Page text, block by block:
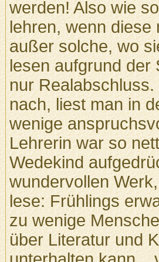
werden! Also wie
lehren, wenn diese
außer solche, wo
lesen aufgrund der
nur
nach, liest man in
wenige
Lehrerin war so
Wedekind
wundervollen
lese: Frühlings
zu wenige
über Literatur und